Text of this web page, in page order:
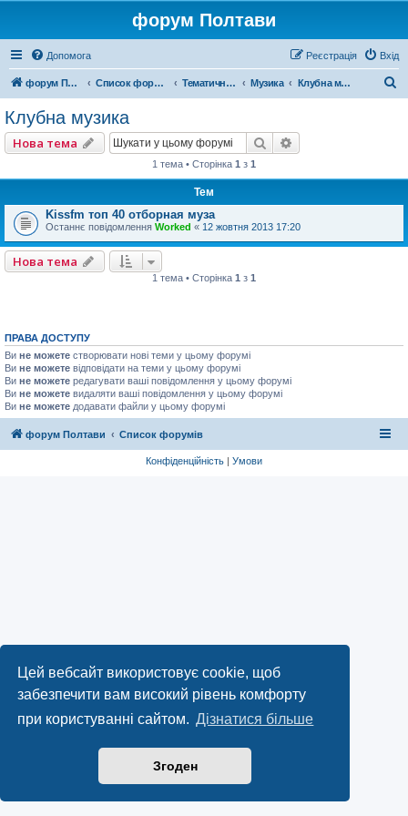
Цей вебсайт використовує cookie, щоб
забезпечити вам високий рівень комфорту
при користуванні сайтом. Дізнатися більше
Згоден
форум Полтави
Допомога Вхід
Реєстрація
форум Полтави Список форумів Тематичні форуми Музика Клубна музика
Клубна музика
Нова тема Пошук
1 тема • Сторінка 1 з 1
Тем
Kissfm топ 40 отборная муза
Останнє повідомлення Worked « 12 жовтня 2013 17:20
Нова тема
1 тема • Сторінка 1 з 1
ПРАВА ДОСТУПУ
Ви не можете створювати нові теми у цьому форумі
Ви не можете відповідати на теми у цьому форумі
Ви не можете редагувати ваші повідомлення у цьому форумі
Ви не можете видаляти ваші повідомлення у цьому форумі
Ви не можете додавати файли у цьому форумі
форум Полтави Список форумів
Конфіденційність | Умови